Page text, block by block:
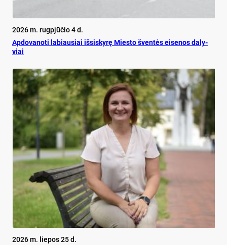
2026 m. rugpjūčio 4 d.
Ap­do­va­no­ti la­biau­siai iš­si­sky­rę Mies­to šven­tės ei­se­nos da­ly­
viai
2026 m. liepos 25 d.